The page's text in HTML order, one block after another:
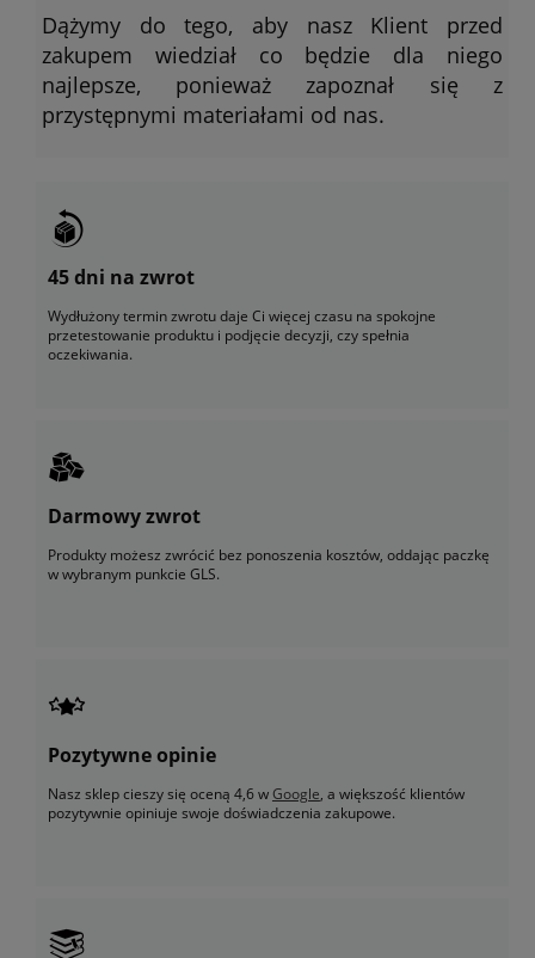
Dążymy do tego, aby nasz Klient przed
zakupem wiedział co będzie dla niego
najlepsze, ponieważ zapoznał się z
przystępnymi materiałami od nas.
45 dni na zwrot
Wydłużony termin zwrotu daje Ci więcej czasu na spokojne
przetestowanie produktu i podjęcie decyzji, czy spełnia
oczekiwania.
Darmowy zwrot
Produkty możesz zwrócić bez ponoszenia kosztów, oddając paczkę
w wybranym punkcie GLS.
Pozytywne opinie
Nasz sklep cieszy się oceną 4,6 wGoogle, a większość klientów
pozytywnie opiniuje swoje doświadczenia zakupowe.